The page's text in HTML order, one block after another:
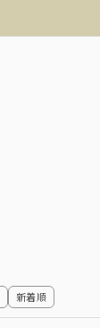
新着順